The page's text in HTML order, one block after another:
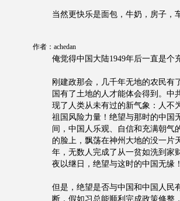
当然更快乐是面包，牛奶，房子，
作者：achedan
俺觉得中国大陆1949年后一直是个
刚建政那会，几千年无地的农民有
国有了土地的人才能体会得到。中
现了人类从未有过的新气象：人不
祖国风险力量！绝望与那时的中国
间，中国人乐观、自信和充满朝气
的脸上，飘荡在神州大地的没一片
年，无数人完成了从一贫如洗到家
夜以继日，绝望与这时的中国无缘！
但是，绝望是否与中国和中国人民
断，假如习总能顺利完成政策修整